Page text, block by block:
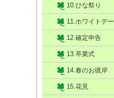
10.ひな祭り
11.ホワイトデー
12.確定申告
13.卒業式
14.春のお彼岸
15.花見